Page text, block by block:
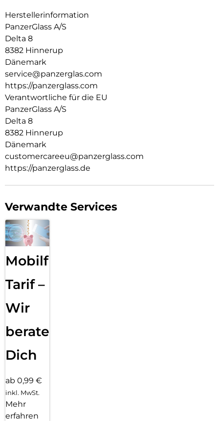
geräteabgestimmten Farben: Silver, Deep Blue und Cosmic
Orange. Und klar – die Installation ist kinderleicht und sitzt
perfekt. Der farblich abgestimmte Fender von PanzerGlass
schützt dein iPhone mit einzigartigem Kameraschutz – echt
stark, echt du.
Der Global Recycled Standard (GRS) = Die GRS ist eine
internationale Produktnorm, die Anforderungen an recycelte
Materialien definiert, z.B. in Bezug auf Rückverfolgbarkeit,
chemische Inhaltsstoffe und Umweltauswirkungen.
Herstellerinformation
PanzerGlass A/S
Delta 8
8382 Hinnerup
Dänemark
service@panzerglas.com
https://panzerglass.com
Verantwortliche für die EU
PanzerGlass A/S
Delta 8
8382 Hinnerup
Dänemark
customercareeu@panzerglass.com
https://panzerglass.de
Verwandte Services
Mobilfunk
Tarif –
Wir
beraten
Dich
ab 0,99 €
inkl. MwSt.
Mehr
erfahren